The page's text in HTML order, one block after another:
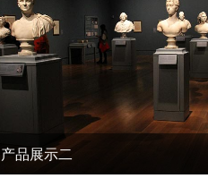
产品展示二